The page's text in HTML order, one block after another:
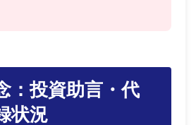
：投資助言・代
状況